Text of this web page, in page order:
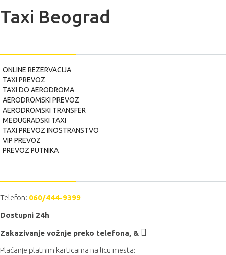
Taxi Beograd
ONLINE REZERVACIJA
TAXI PREVOZ
TAXI DO AERODROMA
AERODROMSKI PREVOZ
AERODROMSKI TRANSFER
MEĐUGRADSKI TAXI
TAXI PREVOZ INOSTRANSTVO
VIP PREVOZ
PREVOZ PUTNIKA
Telefon: 060/444-9399
Dostupni 24h
Zakazivanje vožnje preko telefona, &
Plaćanje platnim karticama na licu mesta: